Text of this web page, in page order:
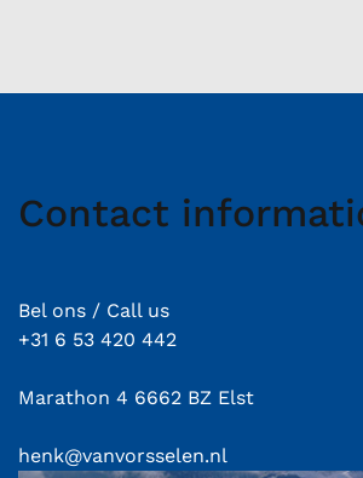
Contact
Bel ons / Call us
+31 6 53 420 442
Marathon 4 6662 BZ Elst
henk@vanvorsselen.nl